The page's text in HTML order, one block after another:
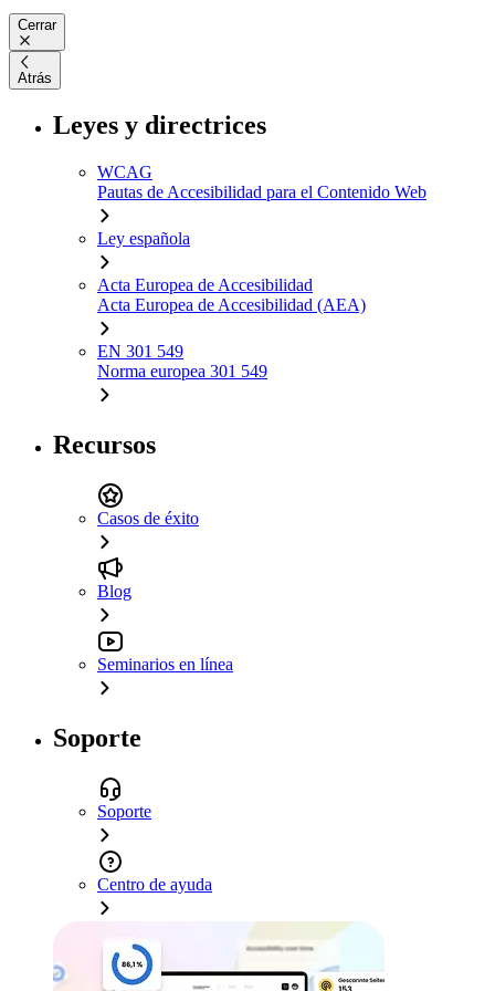
Cerrar
Atrás
Leyes y directrices
WCAG
Pautas de Accesibilidad para el Contenido Web
Ley española
Acta Europea de Accesibilidad
Acta Europea de Accesibilidad (AEA)
EN 301 549
Norma europea 301 549
Recursos
Casos de éxito
Blog
Seminarios en línea
Soporte
Soporte
Centro de ayuda